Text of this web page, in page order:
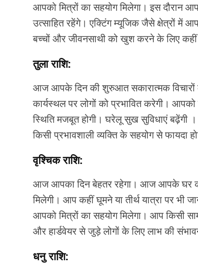
आपको मित्रों का सहयोग मिलेगा। इस दौरान
उत्साहित रहेंगे। एक्टिंग म्यूजिक जैसे क्षेत्रों
बच्चों और जीवनसाथी को खुश करने के लिए
तुला राशि:
आज आपके दिन की शुरुआत सकारात्मक विचारों
कार्यस्थल पर लोगों को प्रभावित करेगी।
स्थिति मजबूत होगी। घरेलू सुख सुविधाएं बढ़ेंगी
किसी प्रभावशाली व्यक्ति के सहयोग से
वृश्चिक राशि:
आज आपका दिन बेहतर रहेगा। आज आपके घर
मिलेगी। आप कहीं घूमने या तीर्थ यात्रा पर
आपको मित्रों का सहयोग मिलेगा। आप किसी
और हार्डवेयर से जुड़े लोगों के लिए लाभ की
धनु राशि: